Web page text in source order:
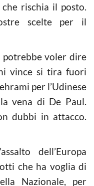
rischia il posto.
scelte per il
potrebbe voler dire
vince si tira fuori
per l’Udinese
vena di De Paul.
dubbi in attacco.
dell’Europa
che ha voglia di
Nazionale, per